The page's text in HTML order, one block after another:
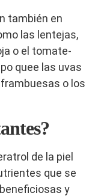
también en
las lentejas,
o el tomate-
quee las uvas
o los
de la piel
que se
y